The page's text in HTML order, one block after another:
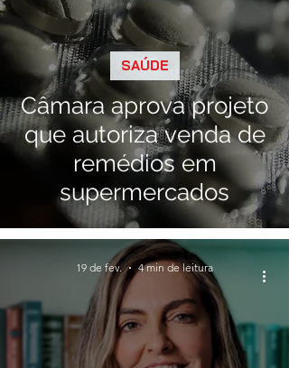
Câmara aprova projeto
que autoriza venda de
remédios em
supermercados
SAÚDE
19 de fev. 4 min de leitura